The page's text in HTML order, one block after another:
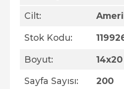
Cilt:
Stok Kodu:
Boyut: 14x20
Sayfa Sayısı: 200